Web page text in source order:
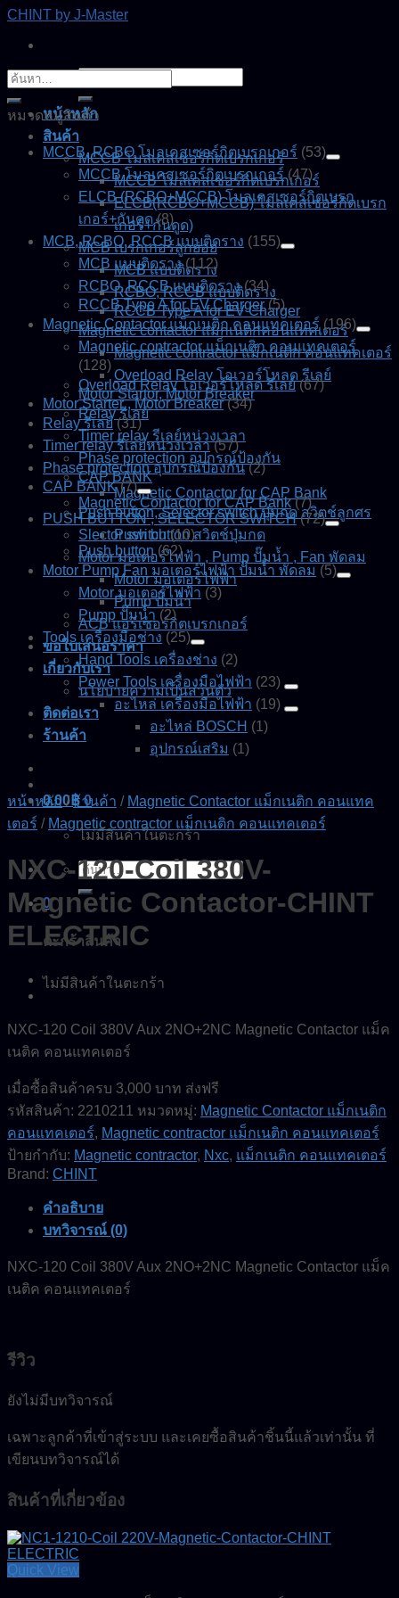
Skip
content
CHINT by J-Master
หน้าหลัก
สินค้า
MCCB โมลเคสเซอร์กิตเบรกเกอร์
MCCB โมลเคสเซอร์กิตเบรกเกอร์
ELCB(RCBO+MCCB) โมลเคสเซอร์กิตเบรก
เกอร์+กันดูด)
MCB เบรกเกอร์ลูกย่อย
MCB แบบติดราง
RCBO, RCCB แบบติดราง
RCCB Type A for EV Charger
Magnetic contactor แมกเนติกคอนแทคเตอร์
Magnetic contractor แม็กเนติก คอนแทคเตอร์
Overload Relay โอเวอร์โหลด รีเลย์
Motor Startor, Motor Breaker
Relay รีเลย์
Timer relay รีเลย์หน่วงเวลา
Phase protection อุปกรณ์ป้องกัน
CAP BANK
Magnetic Contactor for CAP Bank
Push button, Selector switch ปุ่มกด สวิตช์ลูกศร
Push button สวิตช์ปุ่มกด
Motor มอเตอร์ไฟฟ้า , Pump ปั๊มน้ำ , Fan พัดลม
Motor มอเตอร์ไฟฟ้า
Pump ปั๊มน้ำ
ACB แอร์เซอร์กิตเบรกเกอร์
ขอใบเสนอราคา
เกี่ยวกับเรา
นโยบายความเป็นส่วนตัว
ติดต่อเรา
ร้านค้า
0.00฿ 0
ไม่มีสินค้าในตะกร้า
ค้นหา:
0
ตะกร้าสินค้า
ไม่มีสินค้าในตะกร้า
ค้นหา:
หมวดหมู่สินค้า
MCCB, RCBO โมลเคสเซอร์กิตเบรกเกอร์ (53)
MCCB โมลเคสเซอร์กิตเบรกเกอร์ (47)
ELCB (RCBO+MCCB) โมลเคสเซอร์กิตเบรก
เกอร์+กันดูด (8)
MCB, RCBO, RCCB แบบติดราง (155)
MCB แบบติดราง (112)
RCBO, RCCB แบบติดราง (34)
RCCB Type A for EV Charger (5)
Magnetic Contactor แม็กเนติก คอนแทคเตอร์ (196)
Magnetic contractor แม็กเนติก คอนแทคเตอร์
(128)
Overload Relay โอเวอร์โหลด รีเลย์ (67)
Motor Starter , Motor Breaker (34)
Relay รีเลย์ (31)
Timer relay รีเลย์หน่วงเวลา (57)
Phase protection อุปกรณ์ป้องกัน (2)
CAP BANK (7)
Magnetic Contactor for CAP Bank (7)
PUSH BUTTON , SELECTOR SWITCH (72)
Slector switch (10)
Push button (62)
Motor Pump Fan มอเตอร์ไฟฟ้า ปั๊มน้ำ พัดลม (5)
Motor มอเตอร์ไฟฟ้า (3)
Pump ปั๊มน้ำ (2)
Tools เครื่องมือช่าง (25)
Hand Tools เครื่องช่าง (2)
Power Tools เครื่องมือไฟฟ้า (23)
อะไหล่ เครื่องมือไฟฟ้า (19)
อะไหล่ BOSCH (1)
อุปกรณ์เสริม (1)
หน้าหลัก / ร้านค้า / Magnetic Contactor แม็กเนติก คอนแทค
เตอร์ / Magnetic contractor แม็กเนติก คอนแทคเตอร์
NXC-120-Coil 380V-
Magnetic Contactor-CHINT
ELECTRIC
NXC-120 Coil 380V Aux 2NO+2NC Magnetic Contactor แม็ค
เนติค คอนแทคเตอร์
เมื่อซื้อสินค้าครบ 3,000 บาท ส่งฟรี
รหัสสินค้า: 2210211 หมวดหมู่: Magnetic Contactor แม็กเนติก
คอนแทคเตอร์, Magnetic contractor แม็กเนติก คอนแทคเตอร์
ป้ายกำกับ: Magnetic contractor, Nxc, แม็กเนติก คอนแทคเตอร์
Brand: CHINT
คำอธิบาย
บทวิจารณ์ (0)
NXC-120 Coil 380V Aux 2NO+2NC Magnetic Contactor แม็ค
เนติค คอนแทคเตอร์
รีวิว
ยังไม่มีบทวิจารณ์
เฉพาะลูกค้าที่เข้าสู่ระบบ และเคยซื้อสินค้าชิ้นนี้แล้วเท่านั้น ที่
เขียนบทวิจารณ์ได้
สินค้าที่เกี่ยวข้อง
Quick View